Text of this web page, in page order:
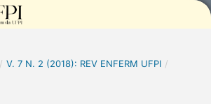
/ V. 7 N. 2 (2018): REV ENFERM UFPI /